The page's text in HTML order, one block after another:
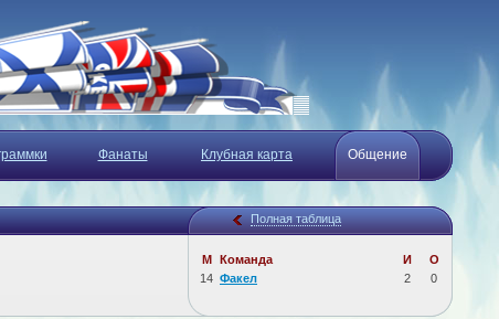
Фанаты Клубная карта Общение
Полная таблица
М Команда И
О
14 Факел 2 0